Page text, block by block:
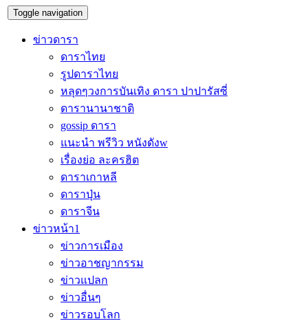
Toggle navigation
ข่าวดารา
ดาราไทย
รูปดาราไทย
หลุดๆวงการบันเทิง ดารา ปาปารัสซี่
ดารานานาชาติ
gossip ดารา
แนะนำ พรีวิว หนังดังw
เรื่องย่อ ละครฮิต
ดาราเกาหลี
ดาราปุ่น
ดาราจีน
ข่าวหน้า1
ข่าวการเมือง
ข่าวอาชญากรรม
ข่าวแปลก
ข่าวอื่นๆ
ข่าวรอบโลก